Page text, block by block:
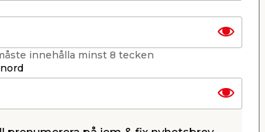
innehålla minst 8 tecken